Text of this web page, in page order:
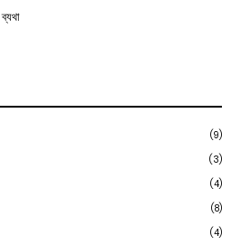
(9)
(3)
(4)
(8)
(4)